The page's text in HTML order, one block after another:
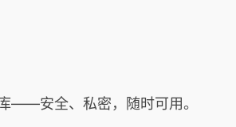
——安全、私密，随时可用。